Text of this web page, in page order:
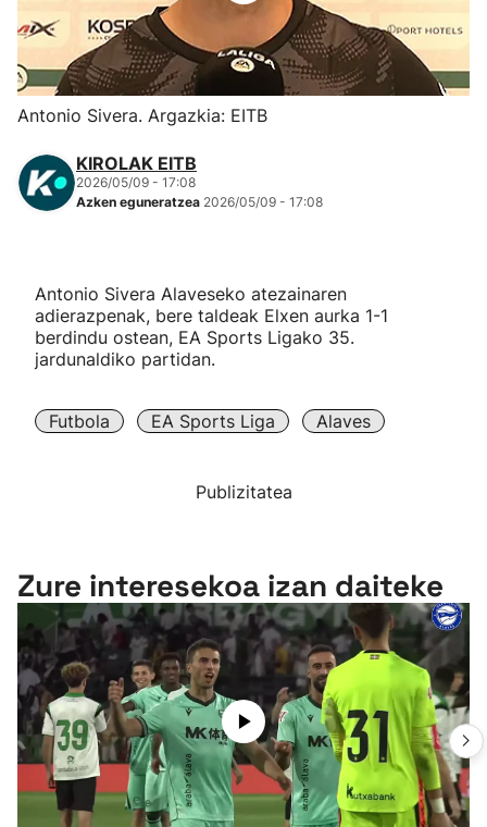
Herri-kirolak
Eskubaloia
Kirolak 360
Atletismoa
Kirol gehiago
Antonio Sivera. Argazkia: EITB
KIROLAK EITB
2026/05/09 - 17:08
Azken eguneratzea 2026/05/09 - 17:08
Antonio Sivera Alaveseko atezainaren
adierazpenak, bere taldeak Elxen aurka 1-1
berdindu ostean, EA Sports Ligako 35.
jardunaldiko partidan.
Futbola EA Sports Liga Alaves
Publizitatea
Zure interesekoa izan daiteke